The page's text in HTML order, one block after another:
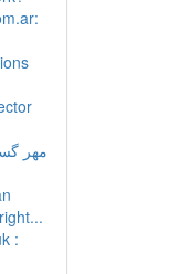
مهر
: